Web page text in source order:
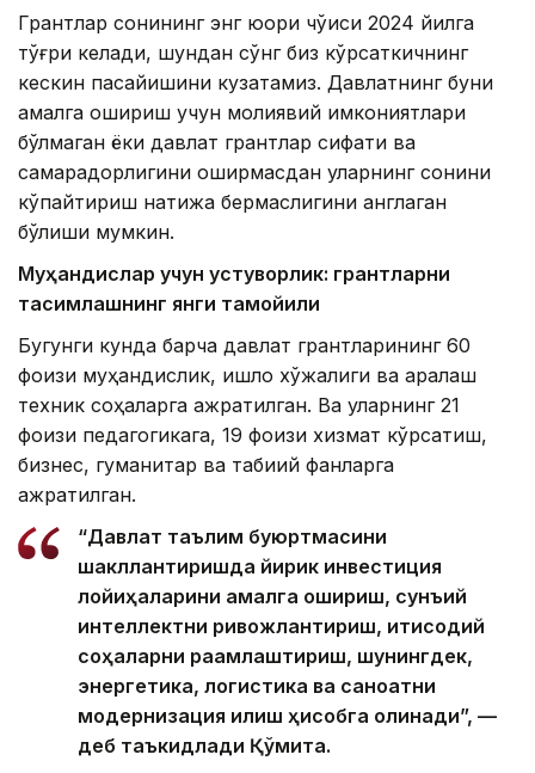
Грантлар сонининг энг юқори чўққиси 2024 йилга
тўғри келади, шундан сўнг биз кўрсаткичнинг
кескин пасайишини кузатамиз. Давлатнинг буни
амалга ошириш учун молиявий имкониятлари
бўлмаган ёки давлат грантлар сифати ва
самарадорлигини оширмасдан уларнинг сонини
кўпайтириш натижа бермаслигини англаган
бўлиши мумкин.
Муҳандислар учун устуворлик: грантларни
тақсимлашнинг янги тамойили
Бугунги кунда барча давлат грантларининг 60
фоизи муҳандислик, қишлоқ хўжалиги ва аралаш
техник соҳаларга ажратилган. Ва уларнинг 21
фоизи педагогикага, 19 фоизи хизмат кўрсатиш,
бизнес, гуманитар ва табиий фанларга
ажратилган.
“Давлат таълим буюртмасини
шакллантиришда йирик инвестиция
лойиҳаларини амалга ошириш, сунъий
интеллектни ривожлантириш, иқтисодий
соҳаларни рақамлаштириш, шунингдек,
энергетика, логистика ва саноатни
модернизация қилиш ҳисобга олинади”, —
деб таъкидлади Қўмита.